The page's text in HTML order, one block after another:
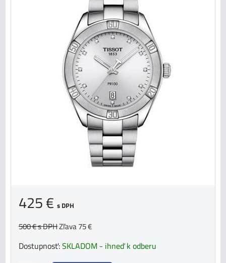
425 € s DPH
500 €s DPHZľava 75 €
Dostupnosť:SKLADOM - ihneď k odberu